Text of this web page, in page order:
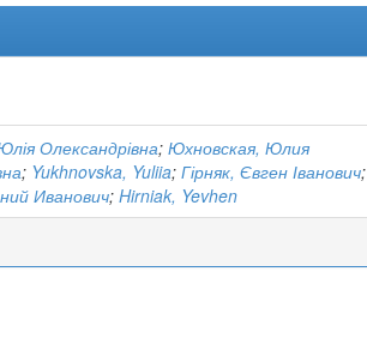
Олександрівна; Юхновская, Юлия
; Yukhnovska, Yuliia; Гірняк, Євген Іванович;
Иванович; Hirniak, Yevhen